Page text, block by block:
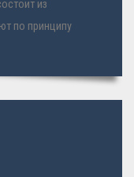
из
по принципу